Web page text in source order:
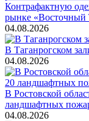
Контрафактную
рынке «Восточный
04.08.2026
В Таганрогском
04.08.2026
В Ростовской
ландшафтных
04.08.2026